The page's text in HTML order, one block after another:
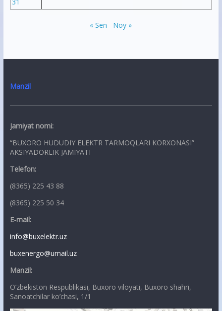
« Sen Noy »
Manzil
Jamiyat nomi:
“BUXORO HUDUDIY ELEKTR TARMOQLARI KORXONASI”
AKSIYADORLIK JAMIYATI
Telefon:
(8365) 225 43 88
(8365) 225 50 34
E-mail:
info@buxelektr.uz
buxenergo@umail.uz
Manzil:
O’zbekiston Respublikasi, Buxoro viloyati, Buxoro shahri,
Sanoatchilar ko’chasi, 1/1